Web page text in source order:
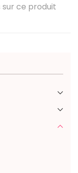
ce produit